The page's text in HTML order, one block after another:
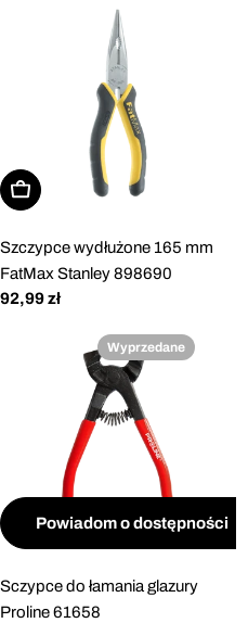
Dodaj do koszyka
Szczypce wydłużone 165 mm
FatMax Stanley 898690
Cena
92,99 zł
Wyprzedane
Powiadom o dostępności
Sczypce do łamania glazury
Proline 61658